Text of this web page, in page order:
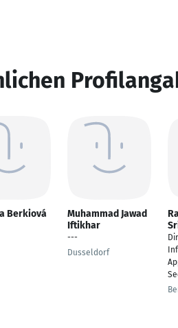
Berkiová
Muhammad Jawad
Iftikhar
---
Dusseldorf